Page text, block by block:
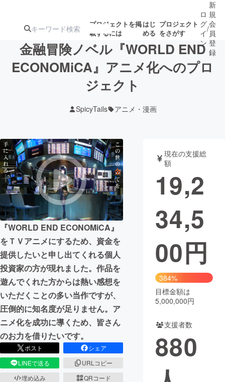
プロジェクトを掲
載するには
はじ
める
プロジェクト
をさがす
注目の新着プロ募集終了が近いプ
テクノロジー・ガジェット
映像・映画 書籍・雑誌
ビジネス・起業 チャレンジ
まちづくり・地域活性化
CAMPFIRE for Social Good
CAMPFIRE Creation
CAMPFIREふるさと納税 machi-ya コミュニティ
ロ
グ
イ
ン
/
新
規
会
員
登
録
金融冒険ノベル『WORLD END
ECONOMiCA』アニメ化へのプロ
ジェクト
SpicyTails アニメ・漫画
『WORLD END ECONOMiCA』
をＴＶアニメにするため、資金を
提供したいと申し出てくれる個人
投資家の方が現れました。作品を
遊んでくれた方からは熱い感想を
いただくことの多い当作ですが、
圧倒的に知名度が足りません。ア
ニメ化を成功に導くため、皆さん
のお力を借りたいです。
ポスト
シェア
LINEで送る
URLコピー
埋め込み
QRコード
現在の支援総
額
19,2
34,5
00円
384%
目標金額は
5,000,000円
支援者数
880